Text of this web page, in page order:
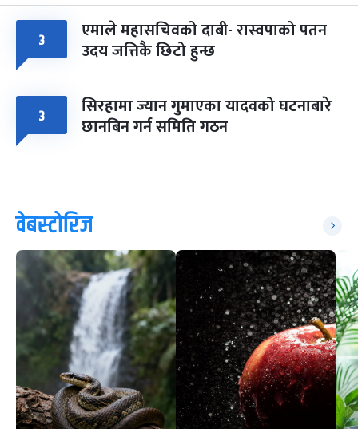
३ एमाले महासचिवको दाबी- रास्वपाको पतन
उदय जत्तिकै छिटो हुन्छ
३ सिरहामा ज्यान गुमाएका यादवको घटनाबारे
छानबिन गर्न समिति गठन
वेबस्टोरिज